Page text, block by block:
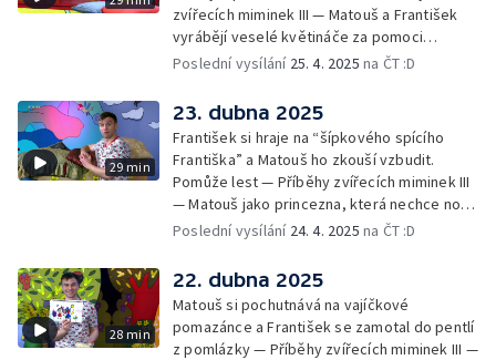
zvířecích miminek III — Matouš a František
vyrábějí veselé květináče za pomoci
skořápek z velikonočních vajíček… —
obrázky + rozloučení
Poslední vysílání 25. 4. 2025 na ČT :D
29 min
23. dubna 2025
František si hraje na “šípkového spícího
Františka” a Matouš ho zkouší vzbudit.
Pomůže lest — Příběhy zvířecích miminek III
— Matouš jako princezna, která nechce nosit
brýle… — Cvoček astronautem — Nestyďte
Poslední vysílání 24. 4. 2025 na ČT :D
28 min
22. dubna 2025
Matouš si pochutnává na vajíčkové
pomazánce a František se zamotal do pentlí
z pomlázky — Příběhy zvířecích miminek III —